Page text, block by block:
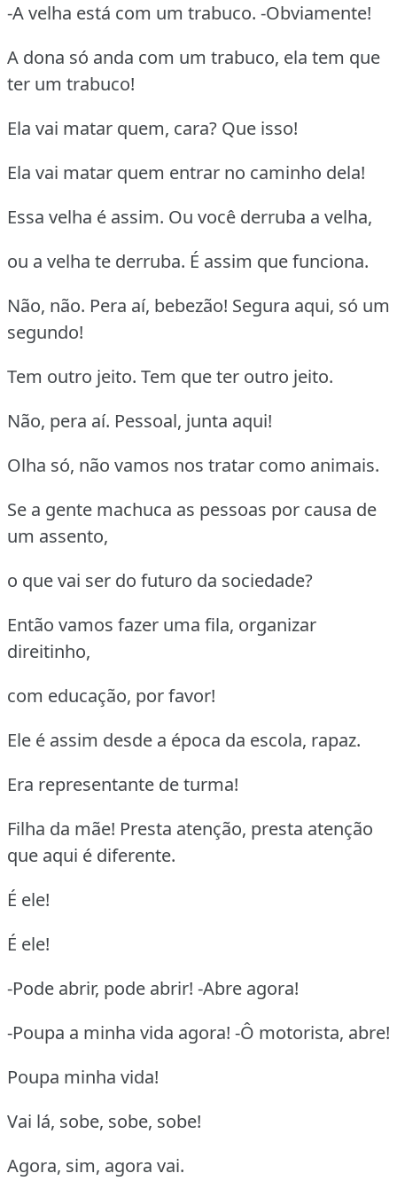
-A velha está com um trabuco. -Obviamente!
A dona só anda com um trabuco, ela tem que
ter um trabuco!
Ela vai matar quem, cara? Que isso!
Ela vai matar quem entrar no caminho dela!
Essa velha é assim. Ou você derruba a velha,
ou a velha te derruba. É assim que funciona.
Não, não. Pera aí, bebezão! Segura aqui, só um
segundo!
Tem outro jeito. Tem que ter outro jeito.
Não, pera aí. Pessoal, junta aqui!
Olha só, não vamos nos tratar como animais.
Se a gente machuca as pessoas por causa de
um assento,
o que vai ser do futuro da sociedade?
Então vamos fazer uma fila, organizar
direitinho,
com educação, por favor!
Ele é assim desde a época da escola, rapaz.
Era representante de turma!
Filha da mãe! Presta atenção, presta atenção
que aqui é diferente.
É ele!
É ele!
-Pode abrir, pode abrir! -Abre agora!
-Poupa a minha vida agora! -Ô motorista, abre!
Poupa minha vida!
Vai lá, sobe, sobe, sobe!
Agora, sim, agora vai.